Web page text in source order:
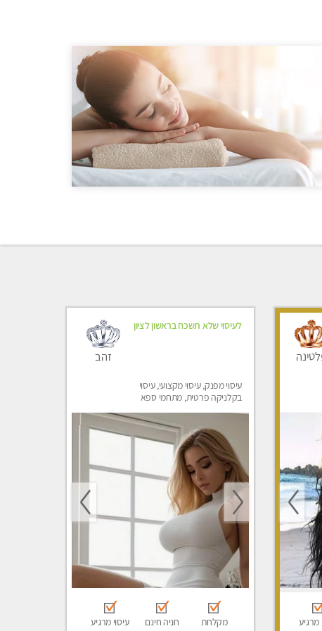
מרגיע
לעיסוי שלא תשכח בראשון לציון
עיסוי מפנק, עיסוי מקצועי, עיסוי
בקלניקה פרטית, מתחמי ספא
זהב
מקלחת חניה חינם עיסוי מרגיע